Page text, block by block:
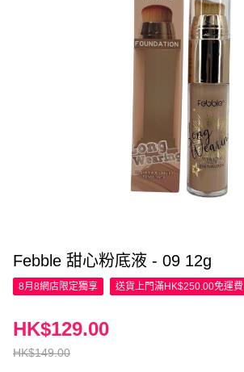
Febble 甜心粉底液 - 09 12g
8月8網店限定獨享 送貨上門滿HK$250.00免運費
HK$149.00
HK$129.00